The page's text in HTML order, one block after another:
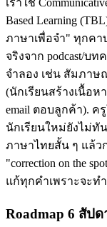
เราใช้
Based Learning
ภาษาเพื่อจำ" ทุกคา
จริงจาก podcast/บ
จำลอง เช่น สัมภาษ
(นักเรียนสร้างเนื้อห
email ตอบลูกค้า). ค
นักเรียนใหม่ยังไม่ทั
ภาษาไทยสั้น ๆ แล้ว
"correction on the
แก้ทุกคำเพราะจะท
Roadmap 6 สัป